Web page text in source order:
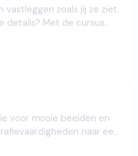
vastleggen zoals jij ze ziet,
details? Met de cursus
als een pro, maar
beelden perfect nabewerkt.
foto's naar een hoger
kunstwerken creëert.
start jouw creatieve reis!
voor mooie beelden en
naar een